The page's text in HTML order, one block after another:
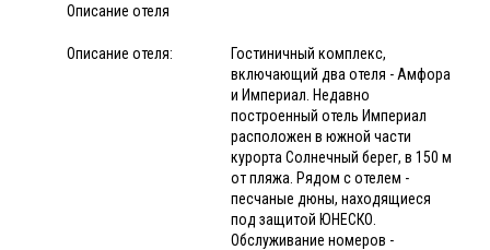
Описание отеля
Описание отеля:
Гостиничный комплекс,
включающий два отеля - Амфора
и Империал. Недавно
построенный отель Империал
расположен в южной части
курорта Солнечный берег, в 150 м
от пляжа. Рядом с отелем -
песчаные дюны, находящиеся
под защитой ЮНЕСКО.
Обслуживание номеров -